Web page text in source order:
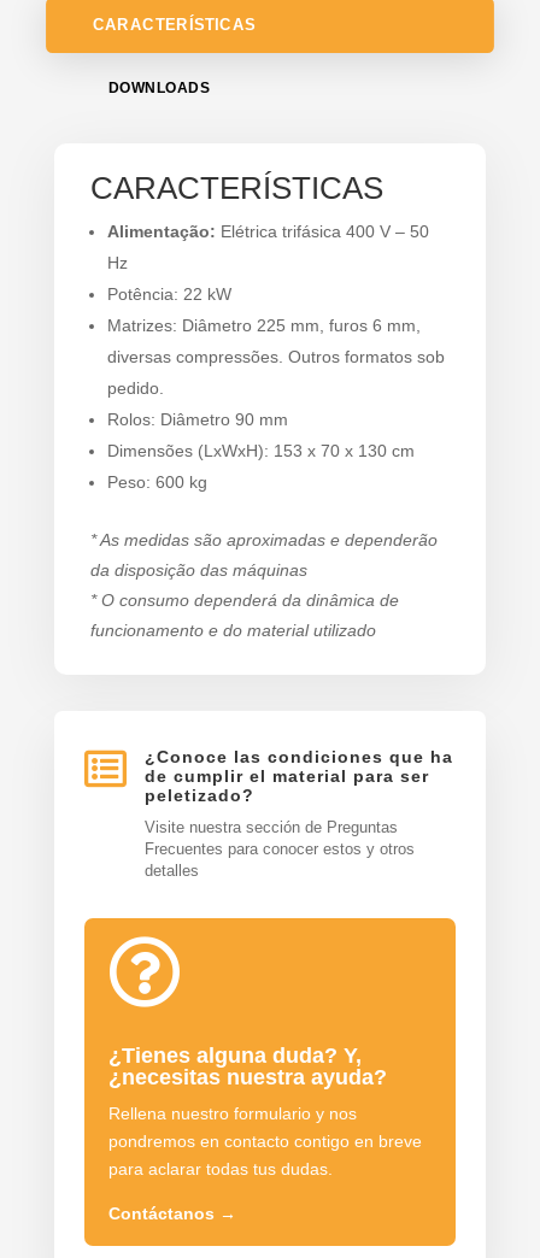
CARACTERÍSTICAS
DOWNLOADS
CARACTERÍSTICAS
Alimentação: Elétrica trifásica 400 V – 50
Hz
Potência: 22 kW
Matrizes: Diâmetro 225 mm, furos 6 mm,
diversas compressões. Outros formatos sob
pedido.
Rolos: Diâmetro 90 mm
Dimensões (LxWxH): 153 x 70 x 130 cm
Peso: 600 kg
* As medidas são aproximadas e dependerão
da disposição das máquinas
* O consumo dependerá da dinâmica de
funcionamento e do material utilizado

¿Conoce las condiciones que ha
de cumplir el material para ser
peletizado?
Visite nuestra sección de Preguntas
Frecuentes para conocer estos y otros
detalles

¿Tienes alguna duda? Y,
¿necesitas nuestra ayuda?
Rellena nuestro formulario y nos
pondremos en contacto contigo en breve
para aclarar todas tus dudas.
Contáctanos →